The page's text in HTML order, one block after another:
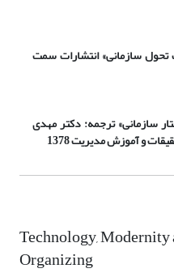
سازمانی» انتشارات سمت
سازمانی» ترجمه: دکتر مهدی
و آموزش مدیریت 1378
Technology,
Organizing